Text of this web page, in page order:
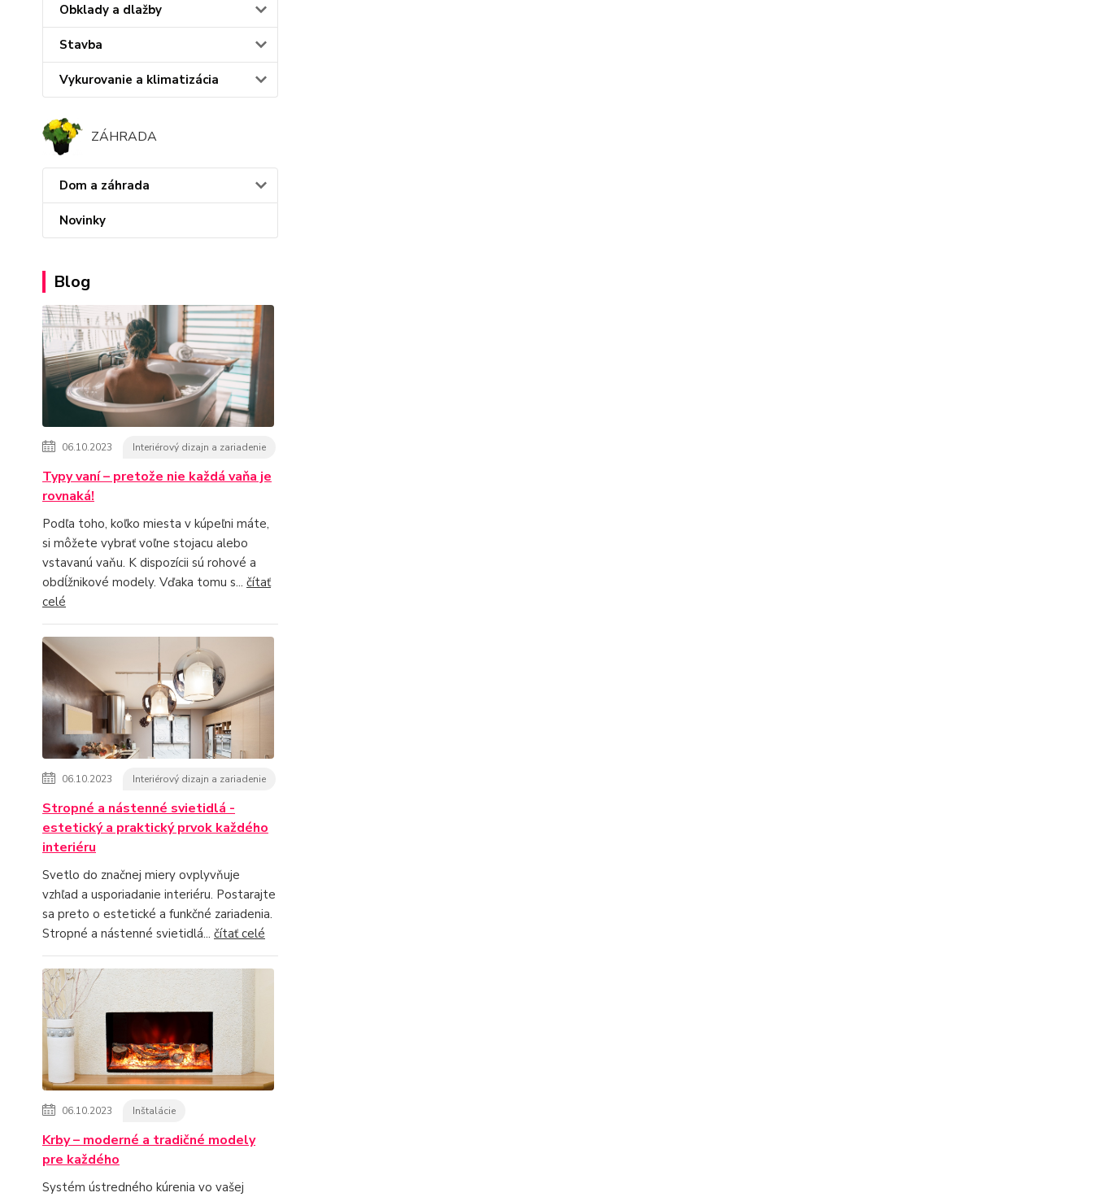
Obklady a dlažby
Stavba
Vykurovanie a klimatizácia
ZÁHRADA
Dom a záhrada
Novinky
Blog
06.10.2023 Interiérový dizajn a zariadenie
Typy vaní – pretože nie každá vaňa je
rovnaká!
Podľa toho, koľko miesta v kúpeľni máte,
si môžete vybrať voľne stojacu alebo
vstavanú vaňu. K dispozícii sú rohové a
obdĺžnikové modely. Vďaka tomu s... čítať
celé
06.10.2023 Interiérový dizajn a zariadenie
Stropné a nástenné svietidlá -
estetický a praktický prvok každého
interiéru
Svetlo do značnej miery ovplyvňuje
vzhľad a usporiadanie interiéru. Postarajte
sa preto o estetické a funkčné zariadenia.
Stropné a nástenné svietidlá... čítať celé
06.10.2023 Inštalácie
Krby – moderné a tradičné modely
pre každého
Systém ústredného kúrenia vo vašej